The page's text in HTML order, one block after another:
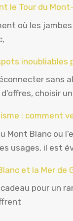
le Tour du
où les
inoubliables
sans
choisir
: comment
Mont Blanc ou
usages, il est
et la Mer de
pour un